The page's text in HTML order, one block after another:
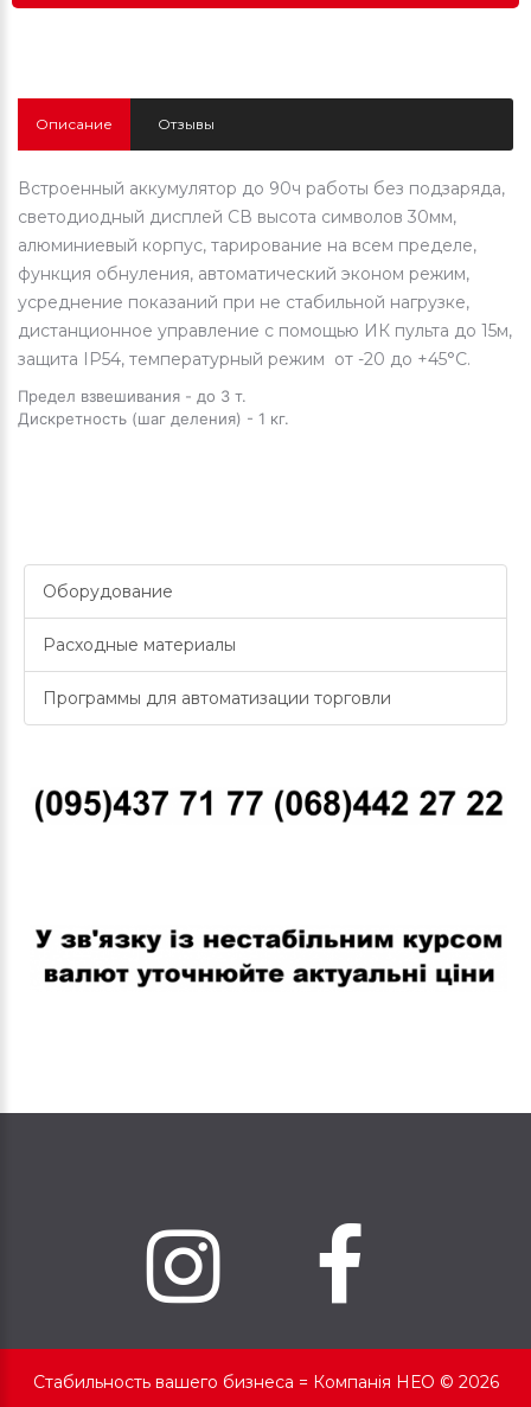
Описание Отзывы
Встроенный аккумулятор до 90ч работы без подзаряда,
светодиодный дисплей СВ высота символов 30мм,
алюминиевый корпус, тарирование на всем пределе,
функция обнуления, автоматический эконом режим,
усреднение показаний при не стабильной нагрузке,
дистанционное управление с помощью ИК пульта до 15м,
защита IP54, температурный режим от -20 до +45°C.
Предел взвешивания - до 3 т.
Дискретность (шаг деления) - 1 кг.
Оборудование
Расходные материалы
Программы для автоматизации торговли
Стабильность вашего бизнеса = Компанія НЕО © 2026